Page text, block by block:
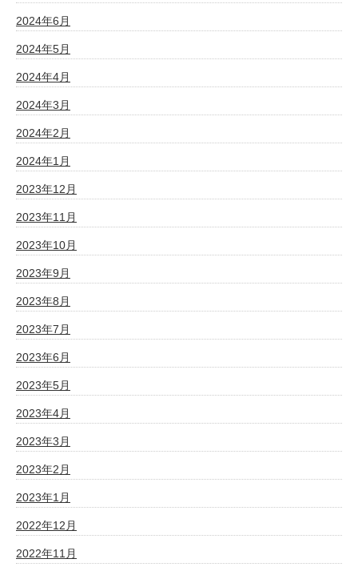
2024年6月
2024年5月
2024年4月
2024年3月
2024年2月
2024年1月
2023年12月
2023年11月
2023年10月
2023年9月
2023年8月
2023年7月
2023年6月
2023年5月
2023年4月
2023年3月
2023年2月
2023年1月
2022年12月
2022年11月